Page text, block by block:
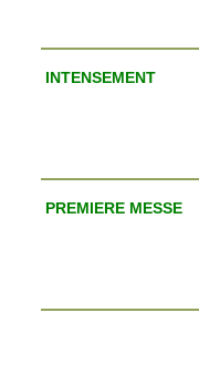
INTENSEMENT
PREMIERE MESSE